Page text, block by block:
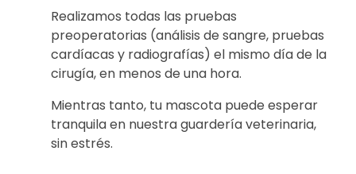
Realizamos todas las pruebas
preoperatorias (análisis de sangre, pruebas
cardíacas y radiografías) el mismo día de la
cirugía, en menos de una hora.
Mientras tanto, tu mascota puede esperar
tranquila en nuestra guardería veterinaria,
sin estrés.